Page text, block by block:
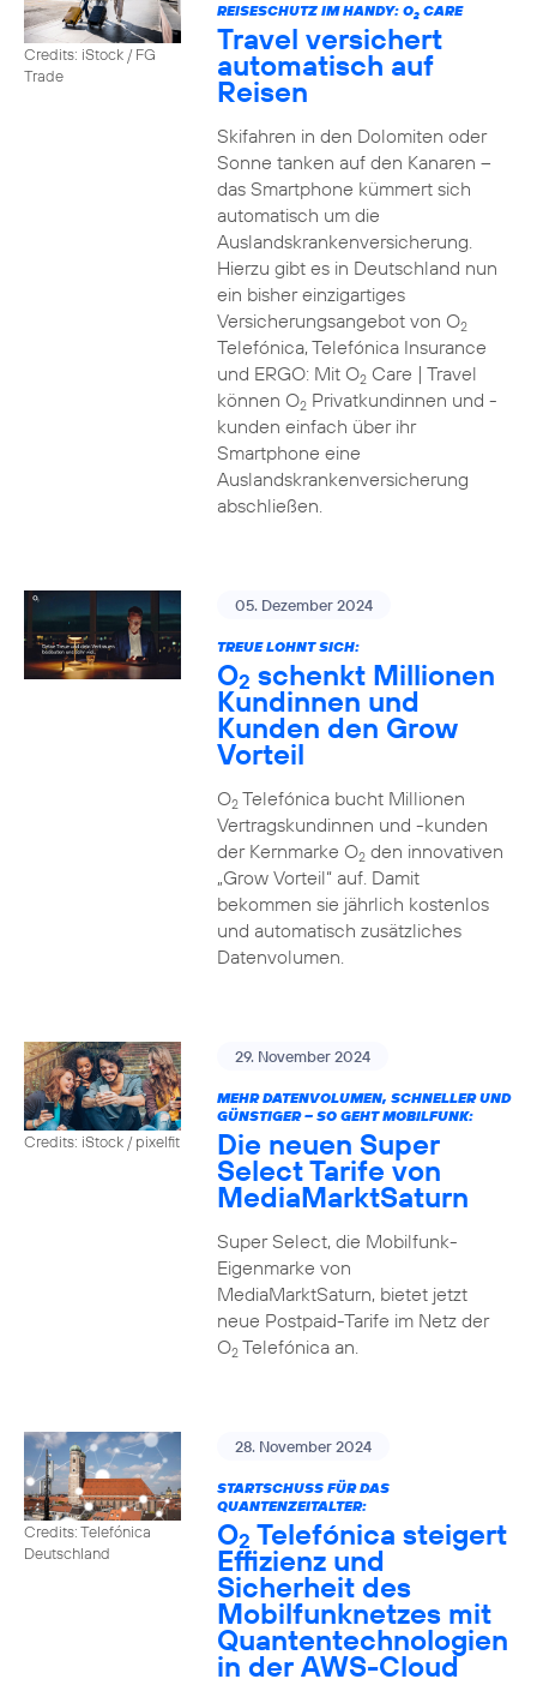
Credits: iStock / FG
Trade
REISESCHUTZ IM HANDY: O2CARE
Travel versichert
automatisch auf
Reisen
Skifahren in den Dolomiten oder
Sonne tanken auf den Kanaren –
das Smartphone kümmert sich
automatisch um die
Auslandskrankenversicherung.
Hierzu gibt es in Deutschland nun
ein bisher einzigartiges
Versicherungsangebot von O2
Telefónica, Telefónica Insurance
und ERGO: Mit O2Care | Travel
können O2Privatkundinnen und -
kunden einfach über ihr
Smartphone eine
Auslandskrankenversicherung
abschließen.
05. Dezember 2024
TREUE LOHNT SICH:
O2 schenkt Millionen
Kundinnen und
Kunden den Grow
Vorteil
O2Telefónica bucht Millionen
Vertragskundinnen und -kunden
der Kernmarke O2den innovativen
„Grow Vorteil“ auf. Damit
bekommen sie jährlich kostenlos
und automatisch zusätzliches
Datenvolumen.
Credits: iStock / pixelfit
29. November 2024
MEHR DATENVOLUMEN, SCHNELLER UND
GÜNSTIGER – SO GEHT MOBILFUNK:
Die neuen Super
Select Tarife von
MediaMarktSaturn
Super Select, die Mobilfunk-
Eigenmarke von
MediaMarktSaturn, bietet jetzt
neue Postpaid-Tarife im Netz der
O2Telefónica an.
Credits: Telefónica
Deutschland
28. November 2024
STARTSCHUSS FÜR DAS
QUANTENZEITALTER:
O2 Telefónica steigert
Effizienz und
Sicherheit des
Mobilfunknetzes mit
Quantentechnologien
in der AWS-Cloud